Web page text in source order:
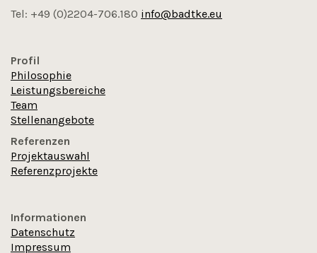
Tel: +49 (0)2204-706.180 info@badtke.eu
Profil
Philosophie
Leistungsbereiche
Team
Stellenangebote
Referenzen
Projektauswahl
Referenzprojekte
Informationen
Datenschutz
Impressum